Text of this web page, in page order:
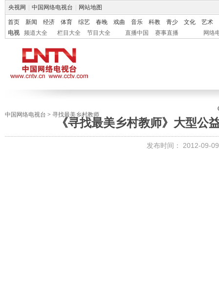
央视网 中国网络电视台 网站地图
首页 新闻 经济 体育 综艺 春晚 戏曲 音乐 科教 青少 文化
艺术
电视
频道大全 栏目大全 节目大全 直播中国 赛事直播 网络
中国网络电视台 > 寻找最美乡村教师
《寻找最美乡村教师》大型公
发布时间： 2012-09-